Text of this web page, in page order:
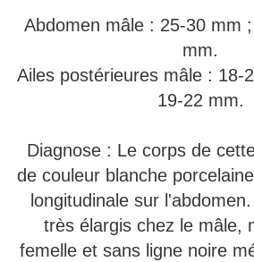
Abdomen mâle : 25-30 mm
mm.
Ailes postérieures mâle : 18-
19-22 mm.
Diagnose : Le corps de
de couleur blanche
longitudinale sur
très élargis chez le mâle,
femelle et sans ligne noire